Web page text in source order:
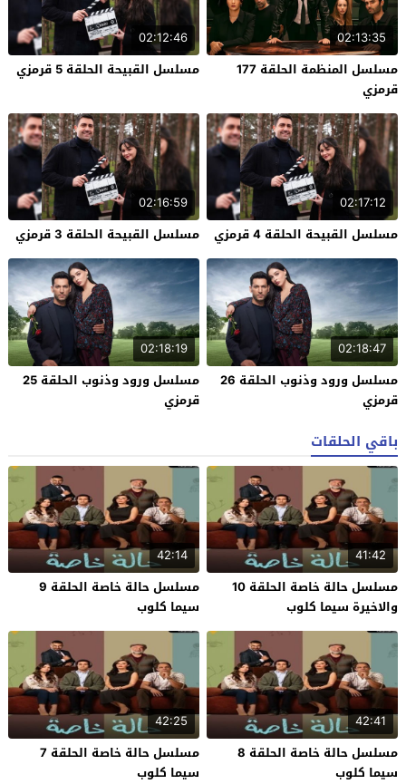
02:13:35
مسلسل المنظمة الحلقة 177
قرمزي
02:12:46
مسلسل القبيحة الحلقة 5 قرمزي
02:17:12
مسلسل القبيحة الحلقة 4 قرمزي
02:16:59
مسلسل القبيحة الحلقة 3 قرمزي
02:18:47
مسلسل ورود وذنوب الحلقة 26
قرمزي
02:18:19
مسلسل ورود وذنوب الحلقة 25
قرمزي
باقي الحلقات
41:42
مسلسل حالة خاصة الحلقة 10
والاخيرة سيما كلوب
42:14
مسلسل حالة خاصة الحلقة 9
سيما كلوب
42:41
مسلسل حالة خاصة الحلقة 8
سيما كلوب
42:25
مسلسل حالة خاصة الحلقة 7
سيما كلوب